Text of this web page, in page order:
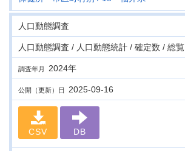
人口動態調査
人口動態調査 / 人口動態統計 / 確定数 / 総覧
調査年月 2024年
公開（更新）日 2025-09-16
CSV DB